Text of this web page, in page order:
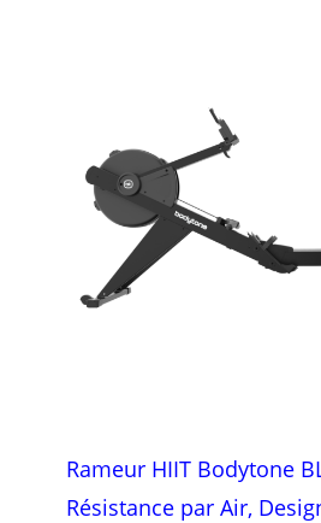
Rameur HIIT Bodytone
Résistance par Air,